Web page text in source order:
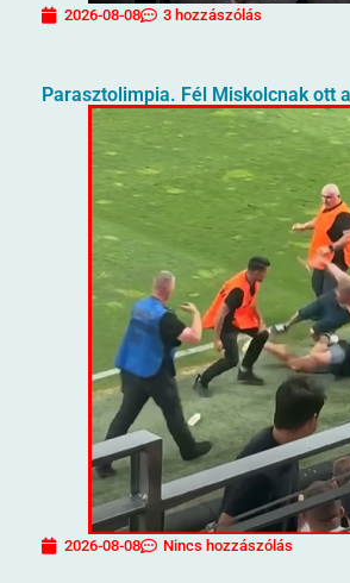
2026-08-08 3 hozzászólás
Parasztolimpia. Fél Miskolcnak ott
2026-08-08 Nincs hozzászólás